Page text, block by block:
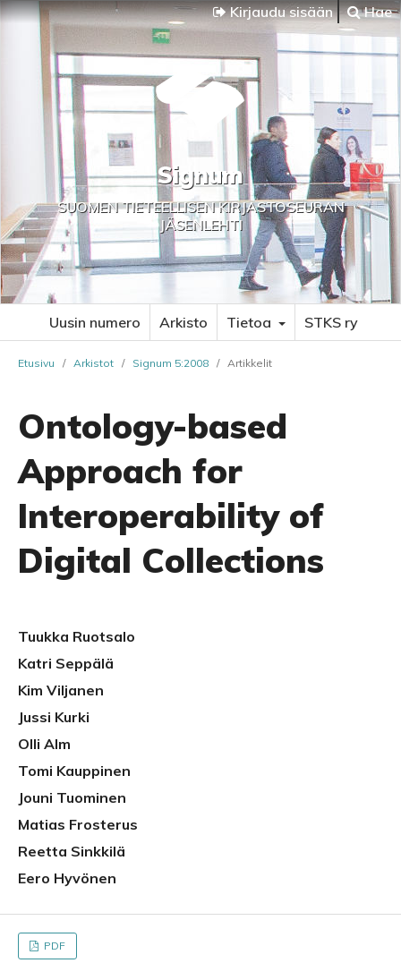
Kirjaudu sisään Hae
Signum
SUOMEN TIETEELLISEN KIRJASTOSEURAN
JÄSENLEHTI
Uusin numero Arkisto Tietoa STKS ry
Etusivu / Arkistot / Signum 5:2008 / Artikkelit
Ontology-based
Approach for
Interoperability of
Digital Collections
Tuukka Ruotsalo
Katri Seppälä
Kim Viljanen
Jussi Kurki
Olli Alm
Tomi Kauppinen
Jouni Tuominen
Matias Frosterus
Reetta Sinkkilä
Eero Hyvönen
PDF